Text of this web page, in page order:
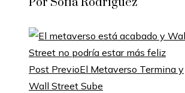
Post PrevioEl Metaverso Termina y
Wall Street Sube